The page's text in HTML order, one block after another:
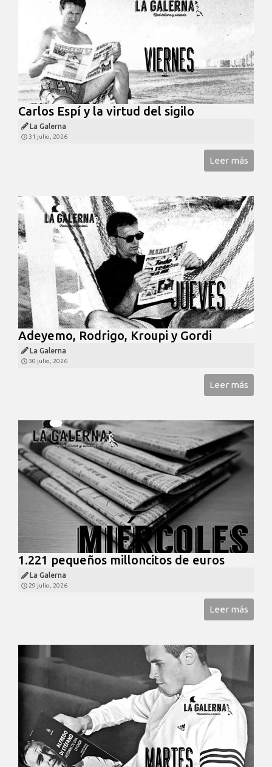
Carlos Espí y la virtud del sigilo
La Galerna
31 julio, 2026
Leer más
Adeyemo, Rodrigo, Kroupi y Gordi
La Galerna
30 julio, 2026
Leer más
1.221 pequeños milloncitos de euros
La Galerna
29 julio, 2026
Leer más